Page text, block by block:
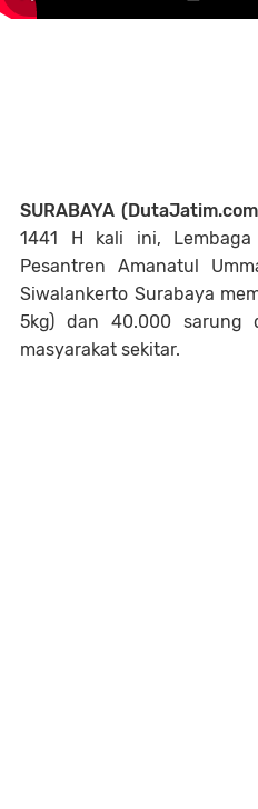
SURABAYA
1441 H kali ini,
Pesantren Amanatul
Siwalankerto Surabaya
5kg) dan 40.000 sarung
masyarakat sekitar.